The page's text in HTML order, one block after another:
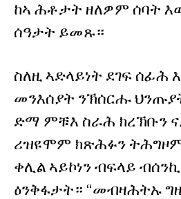
ከኣ ሕቶታት ዘለዎም ሰባት
ሰዓታት ይመጹ።
ስለዚ ኣድላይነት ደገፍ ሰፊሕ
መንእሰያት ንኽሰርሑ
ድማ ምቹእ ስራሕ ክረኽቡን
ሪዝዩሞም ክጽሕፉን
ቀሊል ኣይኮነን ብፍላይ
ዕንቅፋታት። “መብዛሕትኡ